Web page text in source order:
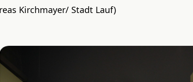
Kirchmayer/ Stadt Lauf)